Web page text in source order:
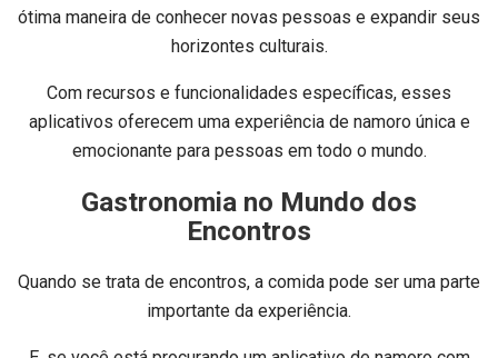
ótima maneira de conhecer novas pessoas e expandir seus
horizontes culturais.
Com recursos e funcionalidades específicas, esses
aplicativos oferecem uma experiência de namoro única e
emocionante para pessoas em todo o mundo.
Gastronomia no Mundo dos
Encontros
Quando se trata de encontros, a comida pode ser uma parte
importante da experiência.